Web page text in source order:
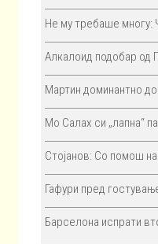
Не му требаше многу:
Алкалоид подобар од
Мартин доминантно
Мо Салах си „лапна“
Стојанов: Со помош
Гафури пред
Барселона испрати